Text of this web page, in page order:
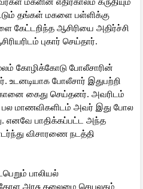
தங்கள் மகளை பள்ளிக்கு
ஆசிரியை அதிர்ச்சி
புகார் செய்தார்.
கோழிக்கோடு போலீசாரின்
போலீசார் இதுபற்றி
கைது செய்தனர். அவரிடம்
பல மாணவிகளிடம் அவர் இது போல
எனவே பாதிக்கப்பட்ட அந்த
விசாரணை நடத்தி
பாலியல்
அரசு தலைமை செயலகம்